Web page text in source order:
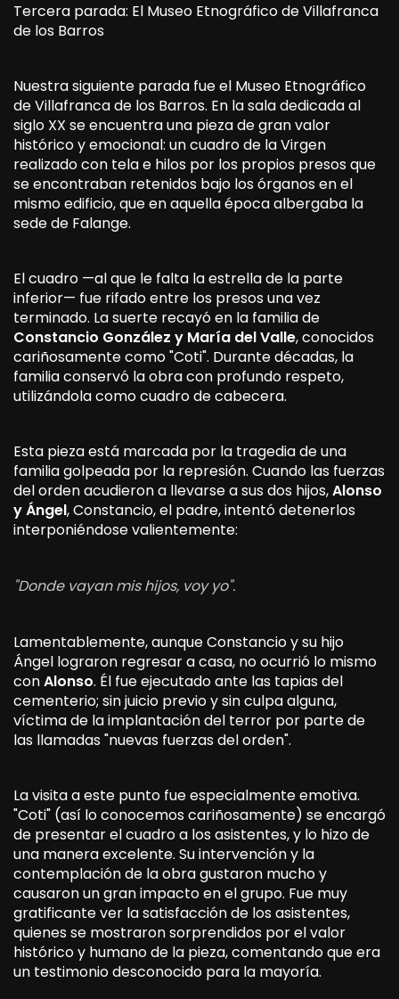
Tercera parada: El Museo Etnográfico de Villafranca
de los Barros
Nuestra siguiente parada fue el Museo Etnográfico
de Villafranca de los Barros. En la sala dedicada al
siglo XX se encuentra una pieza de gran valor
histórico y emocional: un cuadro de la Virgen
realizado con tela e hilos por los propios presos que
se encontraban retenidos bajo los órganos en el
mismo edificio, que en aquella época albergaba la
sede de Falange.
El cuadro —al que le falta la estrella de la parte
inferior— fue rifado entre los presos una vez
terminado. La suerte recayó en la familia de
Constancio González y María del Valle, conocidos
cariñosamente como "Coti". Durante décadas, la
familia conservó la obra con profundo respeto,
utilizándola como cuadro de cabecera.
Esta pieza está marcada por la tragedia de una
familia golpeada por la represión. Cuando las fuerzas
del orden acudieron a llevarse a sus dos hijos,Alonso
y Ángel, Constancio, el padre, intentó detenerlos
interponiéndose valientemente:
"Donde vayan mis hijos, voy yo".
Lamentablemente, aunque Constancio y su hijo
Ángel lograron regresar a casa, no ocurrió lo mismo
conAlonso. Él fue ejecutado ante las tapias del
cementerio; sin juicio previo y sin culpa alguna,
víctima de la implantación del terror por parte de
las llamadas "nuevas fuerzas del orden".
La visita a este punto fue especialmente emotiva.
"Coti" (así lo conocemos cariñosamente) se encargó
de presentar el cuadro a los asistentes, y lo hizo de
una manera excelente. Su intervención y la
contemplación de la obra gustaron mucho y
causaron un gran impacto en el grupo. Fue muy
gratificante ver la satisfacción de los asistentes,
quienes se mostraron sorprendidos por el valor
histórico y humano de la pieza, comentando que era
un testimonio desconocido para la mayoría.